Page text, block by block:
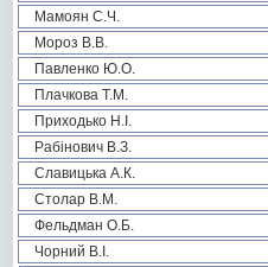
Мамоян С.Ч.
Мороз В.В.
Павленко Ю.О.
Плачкова Т.М.
Приходько Н.І.
Рабінович В.З.
Славицька А.К.
Столар В.М.
Фельдман О.Б.
Чорний В.І.